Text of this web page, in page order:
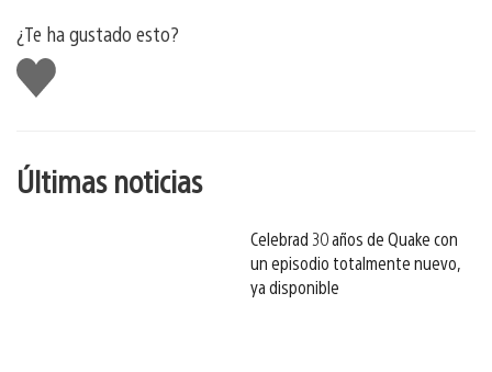
¿Te ha gustado esto?
Me
gusta
Últimas noticias
Celebrad 30 años de Quake con
un episodio totalmente nuevo,
ya disponible